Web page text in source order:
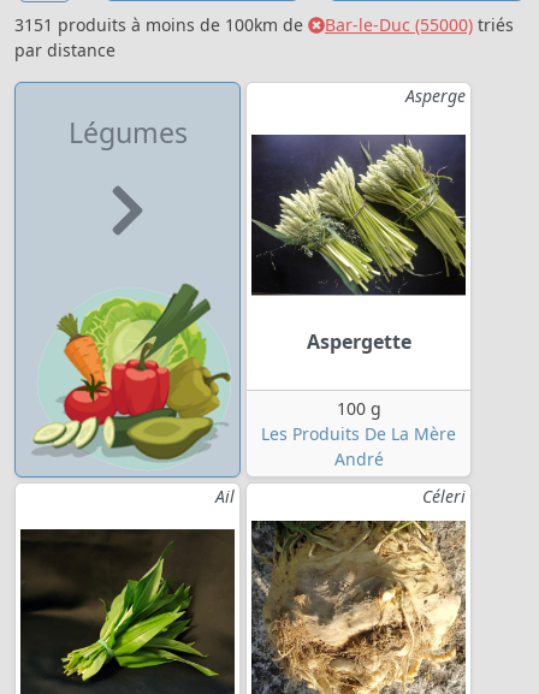
3151 produits à moins de 100km de Bar-le-Duc (55000) triés
par distance
Légumes
Asperge
Aspergette
100 g
Les Produits De La Mère
André
Ail
Céleri